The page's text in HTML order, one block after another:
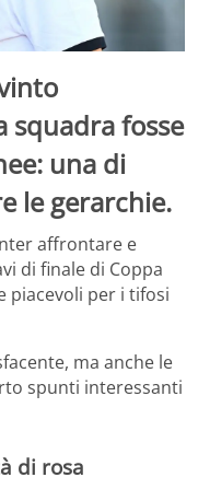
squadra fosse
una di
le gerarchie.
affrontare e
di finale di Coppa
piacevoli per i tifosi
ma anche le
spunti interessanti
di rosa